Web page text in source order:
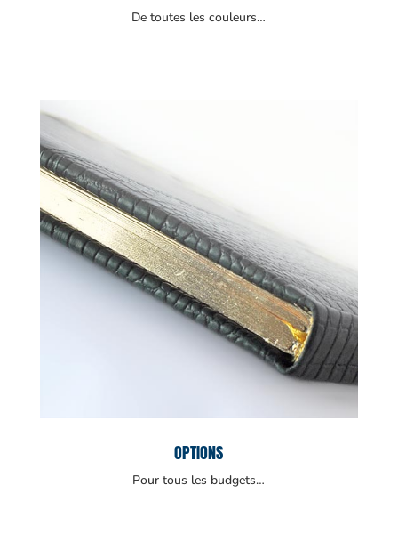
De toutes les couleurs…
OPTIONS
Pour tous les budgets…